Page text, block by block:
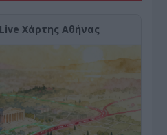
Χάρτης Αθήνας